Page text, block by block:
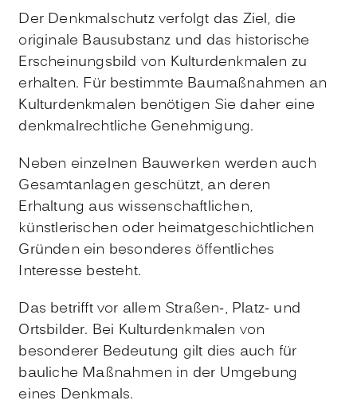
Der Denkmalschutz verfolgt das Ziel, die
originale Bausubstanz und das historische
Erscheinungsbild von Kulturdenkmalen zu
erhalten. Für bestimmte Baumaßnahmen an
Kulturdenkmalen benötigen Sie daher eine
denkmalrechtliche Genehmigung.
Neben einzelnen Bauwerken werden auch
Gesamtanlagen geschützt, an deren
Erhaltung aus wissenschaftlichen,
künstlerischen oder heimatgeschichtlichen
Gründen ein besonderes öffentliches
Interesse besteht.
Das betrifft vor allem Straßen-, Platz- und
Ortsbilder. Bei Kulturdenkmalen von
besonderer Bedeutung gilt dies auch für
bauliche Maßnahmen in der Umgebung
eines Denkmals.